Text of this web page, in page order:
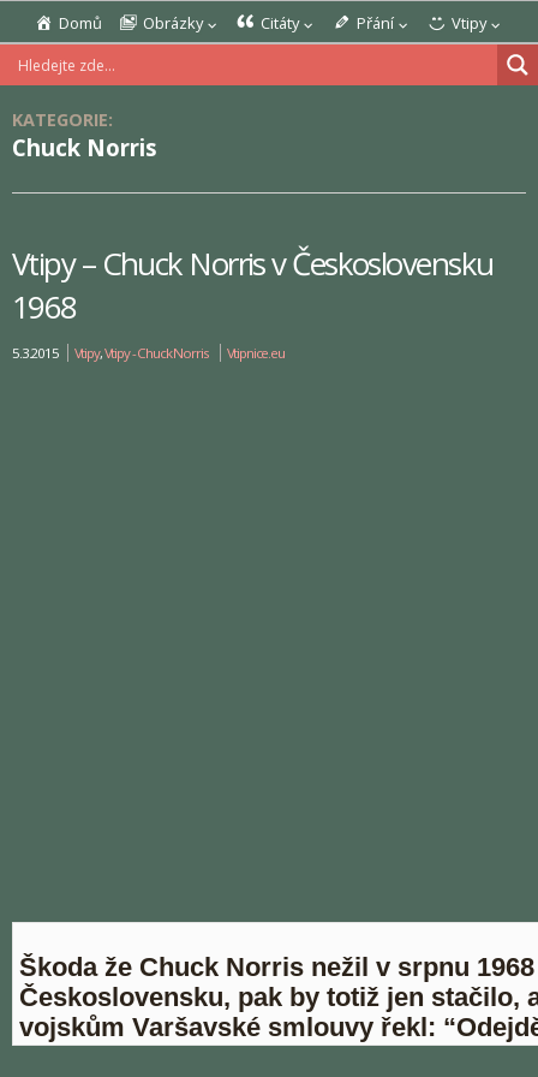
Domů Obrázky Citáty Přání Vtipy
KATEGORIE:
Chuck Norris
Vtipy – Chuck Norris v Československu
1968
5.3.2015 Vtipy,Vtipy - Chuck Norris Vtipnice.eu
Škoda že Chuck Norris nežil v srpnu
Československu, pak by totiž jen stačilo,
vojskům Varšavské smlouvy řekl: